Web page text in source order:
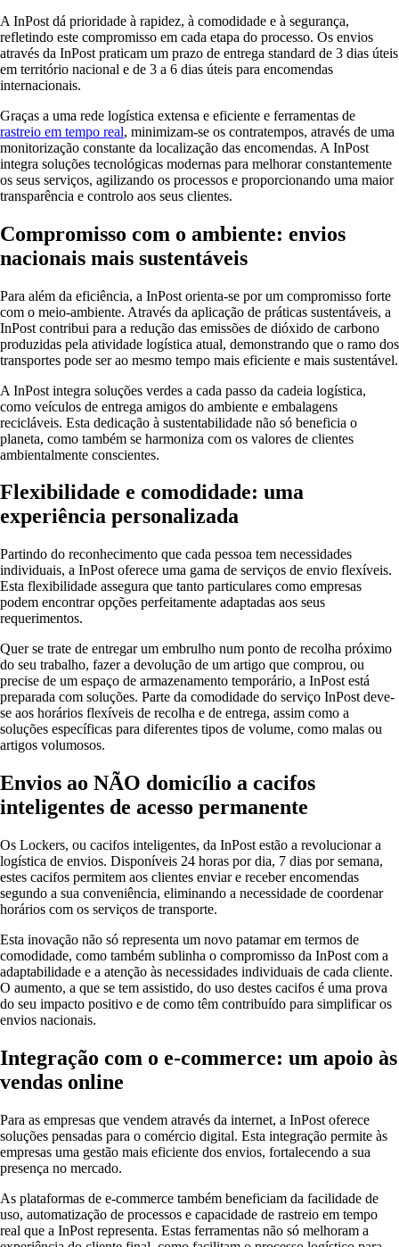
A InPost dá prioridade à rapidez, à comodidade e à segurança,
refletindo este compromisso em cada etapa do processo. Os envios
através da InPost praticam um prazo de entrega standard de 3 dias úteis
em território nacional e de 3 a 6 dias úteis para encomendas
internacionais.
Graças a uma rede logística extensa e eficiente e ferramentas de
rastreio em tempo real, minimizam-se os contratempos, através de uma
monitorização constante da localização das encomendas. A InPost
integra soluções tecnológicas modernas para melhorar constantemente
os seus serviços, agilizando os processos e proporcionando uma maior
transparência e controlo aos seus clientes.
Compromisso com o ambiente: envios
nacionais mais sustentáveis
Para além da eficiência, a InPost orienta-se por um compromisso forte
com o meio-ambiente. Através da aplicação de práticas sustentáveis, a
InPost contribui para a redução das emissões de dióxido de carbono
produzidas pela atividade logística atual, demonstrando que o ramo dos
transportes pode ser ao mesmo tempo mais eficiente e mais sustentável.
A InPost integra soluções verdes a cada passo da cadeia logística,
como veículos de entrega amigos do ambiente e embalagens
recicláveis. Esta dedicação à sustentabilidade não só beneficia o
planeta, como também se harmoniza com os valores de clientes
ambientalmente conscientes.
Flexibilidade e comodidade: uma
experiência personalizada
Partindo do reconhecimento que cada pessoa tem necessidades
individuais, a InPost oferece uma gama de serviços de envio flexíveis.
Esta flexibilidade assegura que tanto particulares como empresas
podem encontrar opções perfeitamente adaptadas aos seus
requerimentos.
Quer se trate de entregar um embrulho num ponto de recolha próximo
do seu trabalho, fazer a devolução de um artigo que comprou, ou
precise de um espaço de armazenamento temporário, a InPost está
preparada com soluções. Parte da comodidade do serviço InPost deve-
se aos horários flexíveis de recolha e de entrega, assim como a
soluções específicas para diferentes tipos de volume, como malas ou
artigos volumosos.
Envios ao NÃO domicílio a cacifos
inteligentes de acesso permanente
Os Lockers, ou cacifos inteligentes, da InPost estão a revolucionar a
logística de envios. Disponíveis 24 horas por dia, 7 dias por semana,
estes cacifos permitem aos clientes enviar e receber encomendas
segundo a sua conveniência, eliminando a necessidade de coordenar
horários com os serviços de transporte.
Esta inovação não só representa um novo patamar em termos de
comodidade, como também sublinha o compromisso da InPost com a
adaptabilidade e a atenção às necessidades individuais de cada cliente.
O aumento, a que se tem assistido, do uso destes cacifos é uma prova
do seu impacto positivo e de como têm contribuído para simplificar os
envios nacionais.
Integração com o e-commerce: um apoio às
vendas online
Para as empresas que vendem através da internet, a InPost oferece
soluções pensadas para o comércio digital. Esta integração permite às
empresas uma gestão mais eficiente dos envios, fortalecendo a sua
presença no mercado.
As plataformas de e-commerce também beneficiam da facilidade de
uso, automatização de processos e capacidade de rastreio em tempo
real que a InPost representa. Estas ferramentas não só melhoram a